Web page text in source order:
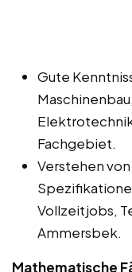
Gute
Fachgebiet.
Verstehen
Vollzeitjobs,
Ammersbek.
Mathematische